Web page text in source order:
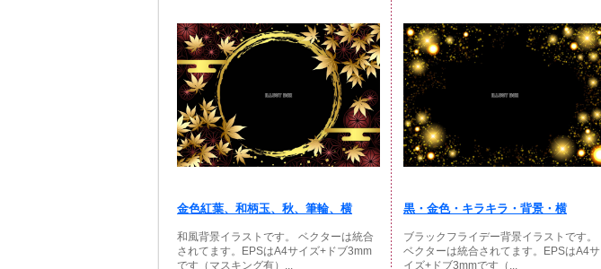
金色紅葉、和柄玉、秋、筆輪、横
和風背景イラストです。 ベクターは統合
されてます。EPSはA4サイズ+ドブ3mm
です（マスキング有）...
黒・金色・キラキラ・背景・横
ブラックフライデー背景イラストです。
ベクターは統合されてます。EPSはA4サ
イズ+ドブ3mmです（...